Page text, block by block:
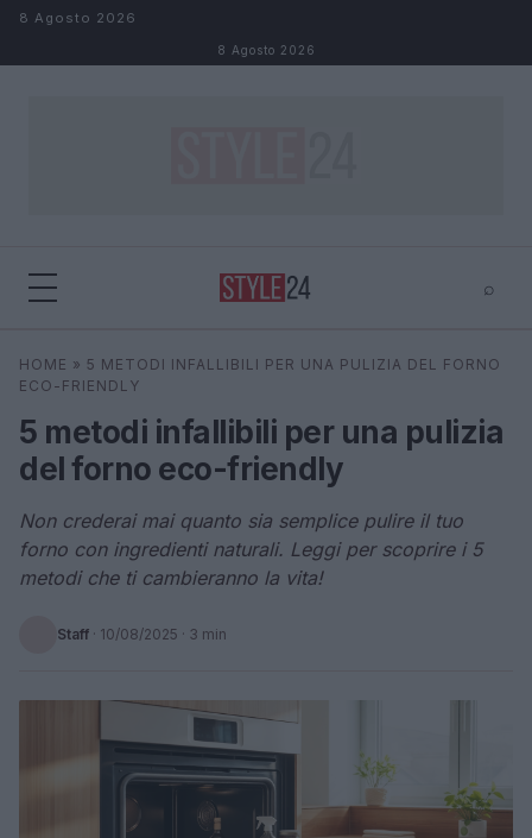
Salta al contenuto
8 Agosto 2026
8 Agosto 2026
⌕
Cerca ⌕ ×
HOME » 5 METODI INFALLIBILI PER UNA PULIZIA DEL FORNO
ECO-FRIENDLY
5 metodi infallibili per una pulizia
del forno eco-friendly
Non crederai mai quanto sia semplice pulire il tuo
forno con ingredienti naturali. Leggi per scoprire i 5
metodi che ti cambieranno la vita!
Staff · 10/08/2025 · 3 min